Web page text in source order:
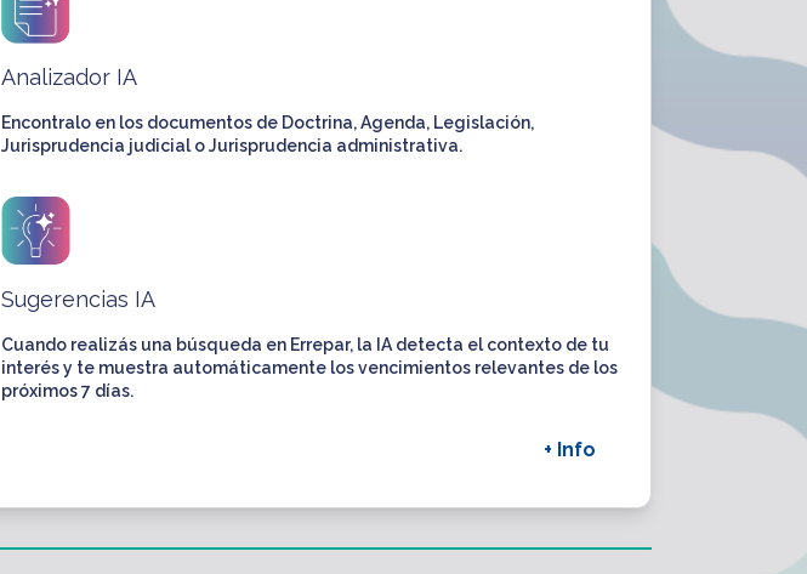
Analizador IA
Encontralo en los documentos de Doctrina, Agenda, Legislación,
Jurisprudencia judicial o Jurisprudencia administrativa.
Sugerencias IA
Cuando realizás una búsqueda en Errepar, la IA detecta el contexto de tu
interés y te muestra automáticamente los vencimientos relevantes de los
próximos 7 días.
+ Info